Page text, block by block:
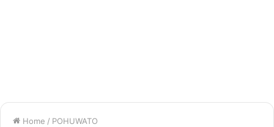
Home / POHUWATO